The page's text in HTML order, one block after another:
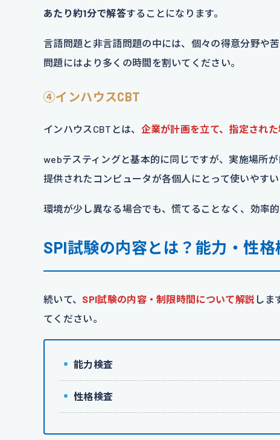
あたり約1分で解答することになります。
言語問題と非言語問題の中には、個々の得意分野や
問題にはより多くの時間を割いてください。
④インハウスCBT
インハウスCBTとは、 企業が計画を立て、指定され
webテスティングと基本的に同じですが、実施場所
提供されたコンピュータが各個人にとって使いやすい
環境が少し異なる場合でも、慌てることなく、効率
SPI試験の内容とは？能力・性
続いて、 SPI試験の内容・制限時間について解説 しま
てください。
能力検査
性格検査